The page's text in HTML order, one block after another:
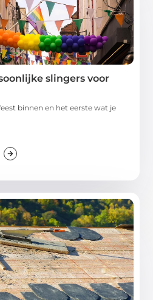
slingers voor
binnen en het eerste wat je